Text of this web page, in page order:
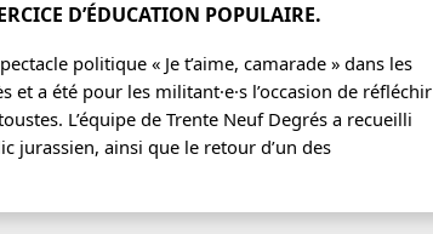
D’ÉDUCATION POPULAIRE.
politique « Je t’aime, camarade » dans les
a été pour les militant·e·s l’occasion de réfléchir
L’équipe de Trente Neuf Degrés a recueilli
jurassien, ainsi que le retour d’un des